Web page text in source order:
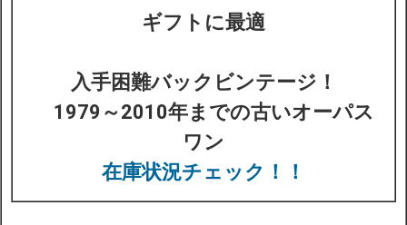
ギフトに最適
入手困難バックビンテージ！
1979～2010年までの古いオーパス
ワン
在庫状況チェック！！